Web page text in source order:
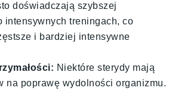
doświadczają szybszej
intensywnych treningach, co
i bardziej intensywne
Niektóre sterydy mają
na poprawę wydolności organizmu.